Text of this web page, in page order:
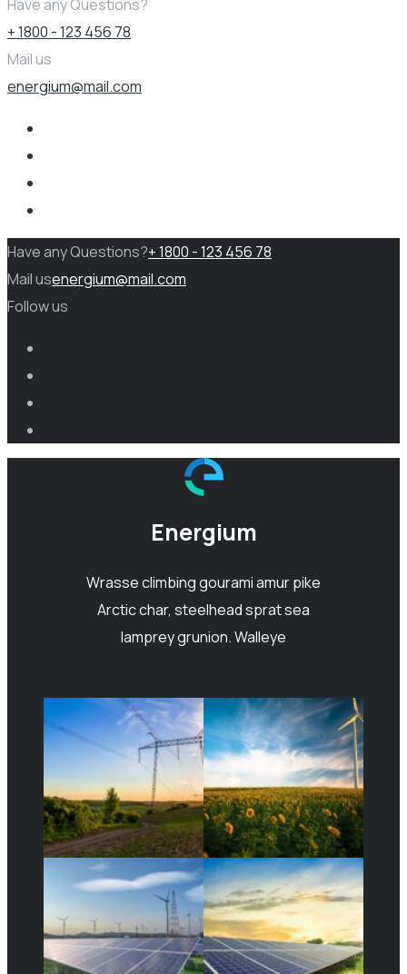
Have any Questions?
+ 1800 - 123 456 78
Mail us
energium@mail.com
Have any Questions?+ 1800 - 123 456 78
Mail usenergium@mail.com
Follow us
Energium
Wrasse climbing gourami amur pike
Arctic char, steelhead sprat sea
lamprey grunion. Walleye